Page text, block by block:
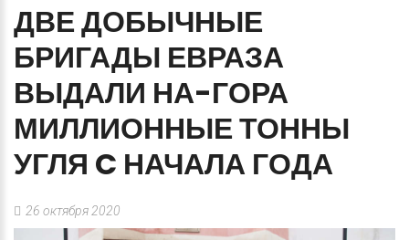
ДВЕДОБЫЧНЫЕ
БРИГАДЫ ЕВРАЗА
ВЫДАЛИ НА-ГОРА
МИЛЛИОННЫЕТОННЫ
УГЛЯ C НАЧАЛА ГОДА
26 октября 2020